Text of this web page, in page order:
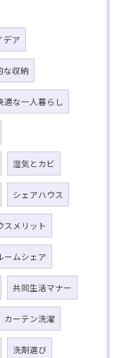
デア
な収納
適な一人暮らし
湿気とカビ
シェアハウス
スメリット
ームシェア
共同生活マナー
カーテン洗濯
洗剤選び